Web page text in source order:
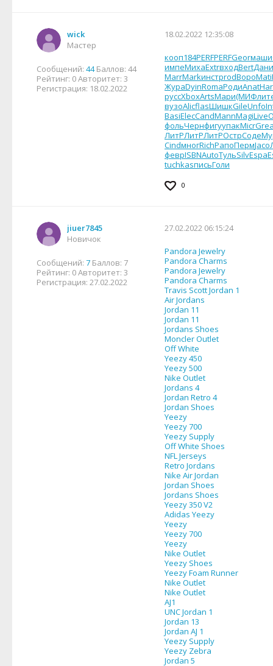
wick
Мастер
Сообщений: 44 Баллов: 44
Рейтинг: 0Авторитет: 3
Регистрация: 18.02.2022
18.02.2022 12:35:08
кооп184PERFPERFGeorмаши
импеМихаExtrвходBertДани
MarrMarkинстprodВороMati
ЖураDyinRomaРодиAnat
руссXboxArtsМари(МИФ
вузоAlicflasШишкGileUnfo
BasiElecCandMannMagiLive
фольЧернфигуупакMicr
ЛитРЛитРЛитРОстрСоде
CindмногRichРапоПермJaco
феврISBNAutoТульSilvEspa
tuchkasписьГоли
0
jiuer7845
Новичок
Сообщений: 7 Баллов: 7
Рейтинг: 0Авторитет: 3
Регистрация: 27.02.2022
27.02.2022 06:15:24
Pandora Jewelry
Pandora Charms
Pandora Jewelry
Pandora Charms
Travis Scott Jordan 1
Air Jordans
Jordan 11
Jordan 11
Jordans Shoes
Moncler Outlet
Off White
Yeezy 450
Yeezy 500
Nike Outlet
Jordans 4
Jordan Retro 4
Jordan Shoes
Yeezy
Yeezy 700
Yeezy Supply
Off White Shoes
NFL Jerseys
Retro Jordans
Nike Air Jordan
Jordan Shoes
Jordans Shoes
Yeezy 350 V2
Adidas Yeezy
Yeezy
Yeezy 700
Yeezy
Nike Outlet
Yeezy Shoes
Yeezy Foam Runner
Nike Outlet
Nike Outlet
AJ1
UNC Jordan 1
Jordan 13
Jordan AJ 1
Yeezy Supply
Yeezy Zebra
Jordan 5